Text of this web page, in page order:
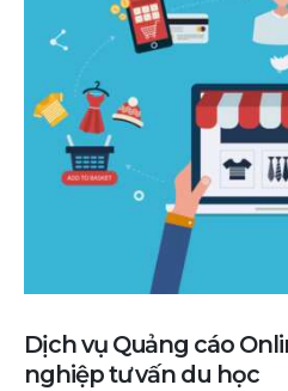
Dịch vụ Quảng cáo
nghiệp tư vấn du học